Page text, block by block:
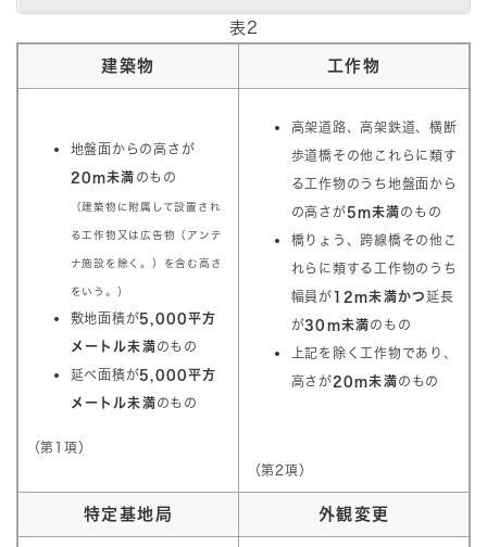
表2
建築物 工作物
地盤面からの高さが
20m未満 のもの
（建築物に附属して設置され
る工作物又は広告物（アンテ
ナ施設を除く。）を含む高さ
をいう。）
敷地面積が5,000平方
メートル未満のもの
延べ面積が5,000平方
メートル未満のもの
（第1項）
高架道路、高架鉄道、横断
歩道橋その他これらに類す
る工作物のうち地盤面から
の高さが5m未満のもの
橋りょう、跨線橋その他こ
れらに類する工作物のうち
幅員が12m未満かつ延長
が30m未満のもの
上記を除く工作物であり、
高さが20m未満のもの
（第2項）
特定基地局 外観変更